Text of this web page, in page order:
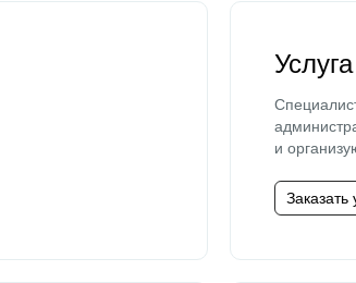
и
Заказать